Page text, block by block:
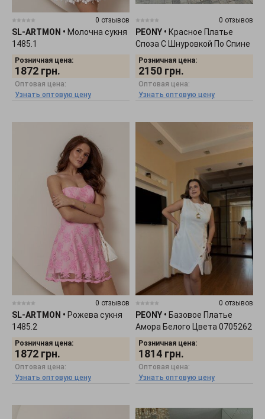
0 отзывов
SL-ARTMON • Молочна сукня
1485.1
Розничная цена:
1872 грн.
Оптовая цена:
Узнать оптовую цену
0 отзывов
PEONY • Красное Платье
Споза С Шнуровкой По Спине
2906263
Розничная цена:
2150 грн.
Оптовая цена:
Узнать оптовую цену
0 отзывов
SL-ARTMON • Рожева сукня
1485.2
Розничная цена:
1872 грн.
Оптовая цена:
Узнать оптовую цену
0 отзывов
PEONY • Базовое Платье
Амора Белого Цвета 0705262
Розничная цена:
1814 грн.
Оптовая цена:
Узнать оптовую цену